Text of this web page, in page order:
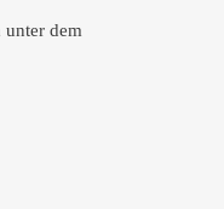
unter dem